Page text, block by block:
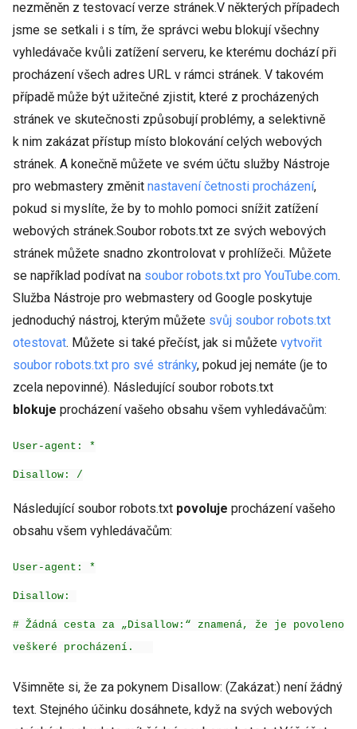
nezměněn z testovací verze stránek.V některých případech
jsme se setkali i s tím, že správci webu blokují všechny
vyhledávače kvůli zatížení serveru, ke kterému dochází při
procházení všech adres URL v rámci stránek. V takovém
případě může být užitečné zjistit, které z procházených
stránek ve skutečnosti způsobují problémy, a selektivně
k nim zakázat přístup místo blokování celých webových
stránek. A konečně můžete ve svém účtu služby Nástroje
pro webmastery změnit nastavení četnosti procházení,
pokud si myslíte, že by to mohlo pomoci snížit zatížení
webových stránek.Soubor robots.txt ze svých webových
stránek můžete snadno zkontrolovat v prohlížeči. Můžete
se například podívat na soubor robots.txt pro YouTube.com.
Služba Nástroje pro webmastery od Google poskytuje
jednoduchý nástroj, kterým můžete svůj soubor robots.txt
otestovat. Můžete si také přečíst, jak si můžete vytvořit
soubor robots.txt pro své stránky, pokud jej nemáte (je to
zcela nepovinné). Následující soubor robots.txt
blokuje procházení vašeho obsahu všem vyhledávačům:
User-agent: *
Disallow: /
Následující soubor robots.txt povoluje procházení vašeho
obsahu všem vyhledávačům:
User-agent: *
Disallow:
# Žádná cesta za „Disallow:“ znamená, že je povoleno
veškeré procházení.
Všimněte si, že za pokynem Disallow: (Zakázat:) není žádný
text. Stejného účinku dosáhnete, když na svých webových